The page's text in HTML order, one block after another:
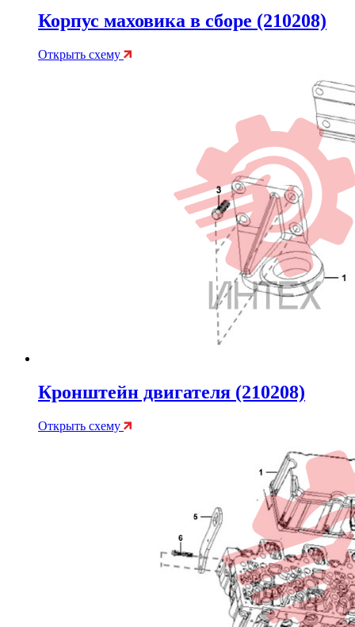
Корпус маховика в сборе (210208)
Открыть схему
Кронштейн двигателя (210208)
Открыть схему